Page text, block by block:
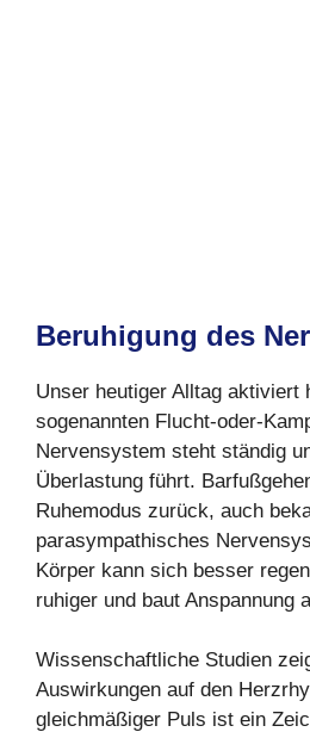
Beruhigung des
Unser heutiger Alltag aktiviert
sogenannten Flucht-oder-
Nervensystem steht ständig
Überlastung führt.
Ruhemodus zurück, auch
parasympathisches
Körper kann sich besser
ruhiger und baut Anspannung
Wissenschaftliche Studien
Auswirkungen auf den
gleichmäßiger Puls ist ein